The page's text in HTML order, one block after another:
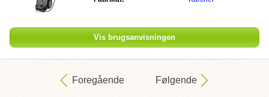
Vis brugsanvisningen
Foregående Følgende